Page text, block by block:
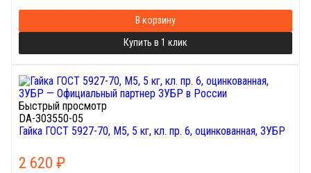
В корзину
Купить в 1 клик
Быстрый просмотр
DA-303550-05
Гайка ГОСТ 5927-70, M5, 5 кг, кл. пр. 6, оцинкованная, ЗУБР
2 620 ₽